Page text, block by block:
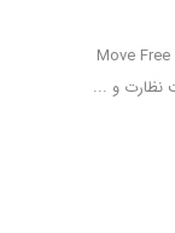
داروی سلامتی مفصل و بهبود تحرک خوراکی – Move Free